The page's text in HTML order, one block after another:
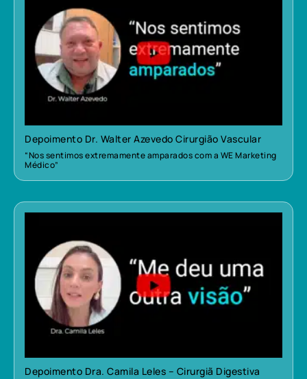
Depoimento Dr. Walter Azevedo Cirurgião Vascular
“Nos sentimos extremamente amparados com a WE Marketing
Médico”
Depoimento Dra. Camila Leles – Cirurgiã Digestiva